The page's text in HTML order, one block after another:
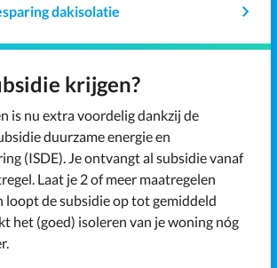
dakisolatie
krijgen?
is nu extra voordelig dankzij de
duurzame energie en
(ISDE). Je ontvangt al subsidie vanaf
Laat je 2 of meer maatregelen
loopt de subsidie op tot gemiddeld
het (goed) isoleren van je woning nóg